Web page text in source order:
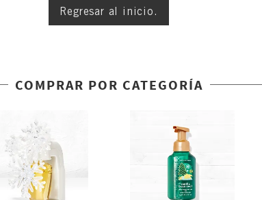
Regresar al inicio.
COMPRAR POR CATEGORÍA